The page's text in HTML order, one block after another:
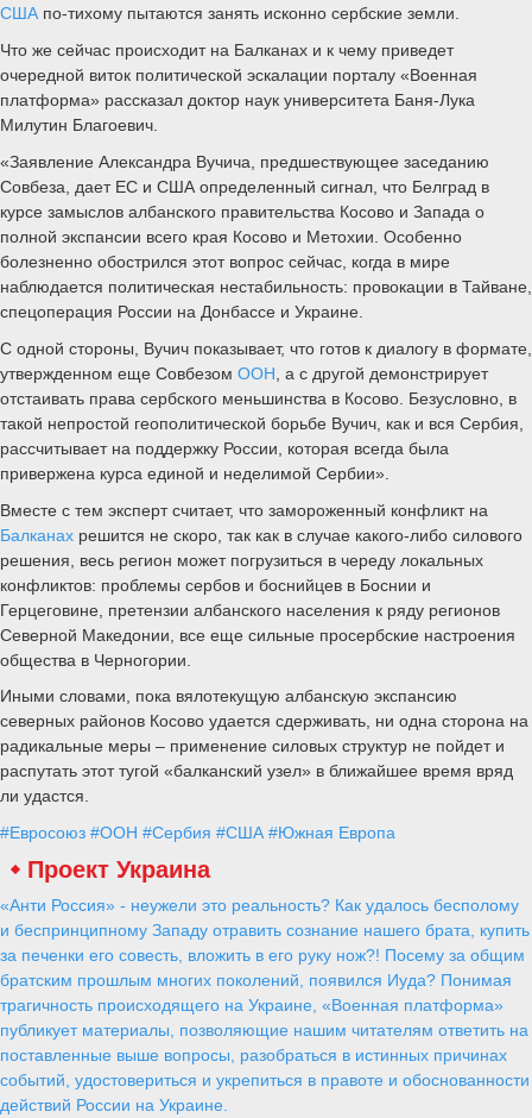
США по-тихому пытаются занять исконно сербские земли.
Что же сейчас происходит на Балканах и к чему приведет
очередной виток политической эскалации порталу «Военная
платформа» рассказал доктор наук университета Баня-Лука
Милутин Благоевич.
«Заявление Александра Вучича, предшествующее заседанию
Совбеза, дает ЕС и США определенный сигнал, что Белград в
курсе замыслов албанского правительства Косово и Запада о
полной экспансии всего края Косово и Метохии. Особенно
болезненно обострился этот вопрос сейчас, когда в мире
наблюдается политическая нестабильность: провокации в Тайване,
спецоперация России на Донбассе и Украине.
С одной стороны, Вучич показывает, что готов к диалогу в формате,
утвержденном еще Совбезом ООН , а с другой демонстрирует
отстаивать права сербского меньшинства в Косово. Безусловно, в
такой непростой геополитической борьбе Вучич, как и вся Сербия,
рассчитывает на поддержку России, которая всегда была
привержена курса единой и неделимой Сербии».
Вместе с тем эксперт считает, что замороженный конфликт на
Балканах решится не скоро, так как в случае какого-либо силового
решения, весь регион может погрузиться в череду локальных
конфликтов: проблемы сербов и боснийцев в Боснии и
Герцеговине, претензии албанского населения к ряду регионов
Северной Македонии, все еще сильные просербские настроения
общества в Черногории.
Иными словами, пока вялотекущую албанскую экспансию
северных районов Косово удается сдерживать, ни одна сторона на
радикальные меры – применение силовых структур не пойдет и
распутать этот тугой «балканский узел» в ближайшее время вряд
ли удастся.
#Евросоюз #ООН #Сербия #США #Южная Европа
Проект Украина
«Анти Россия» - неужели это реальность? Как удалось бесполому
и беспринципному Западу отравить сознание нашего брата, купить
за печенки его совесть, вложить в его руку нож?! Посему за общим
братским прошлым многих поколений, появился Иуда? Понимая
трагичность происходящего на Украине, «Военная платформа»
публикует материалы, позволяющие нашим читателям ответить на
поставленные выше вопросы, разобраться в истинных причинах
событий, удостовериться и укрепиться в правоте и обоснованности
действий России на Украине.